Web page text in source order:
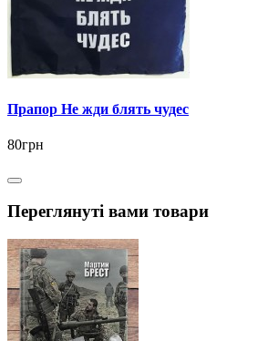
Прапор Не жди блять чудес
80грн
Переглянуті вами товари